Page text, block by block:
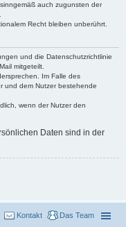
auch zugunsten der
Recht bleiben unberührt.
und die Datenschutzrichtlinie
mitgeteilt.
Im Falle des
und dem Nutzer bestehende
wenn der Nutzer den
Daten sind in der
Das Team
Kontakt